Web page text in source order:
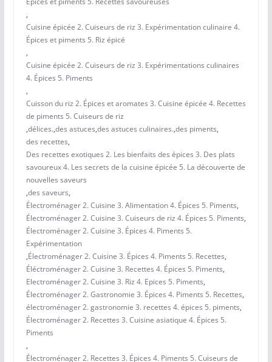
,
Cuisine épicée 2. Cuiseurs de riz 3. Expérimentation culinaire 4.
Épices et piments 5. Riz épicé
,
Cuisine épicée 2. Cuiseurs de riz 3. Expérimentations culinaires
4. Épices 5. Piments
,
Cuisson du riz 2. Épices et aromates 3. Cuisine épicée 4. Recettes
de piments 5. Cuiseurs de riz
,délices.,des astuces,des astuces culinaires.,des piments,
des recettes,
Des recettes exotiques 2. Les bienfaits des épices 3. Des plats
savoureux 4. Les secrets de la cuisine épicée 5. La découverte de
nouvelles saveurs
,des saveurs,
Électroménager 2. Cuisine 3. Alimentation 4. Épices 5. Piments,
Électroménager 2. Cuisine 3. Cuiseurs de riz 4. Épices 5. Piments,
Électroménager 2. Cuisine 3. Épices 4. Piments 5.
Expérimentation
,Électroménager 2. Cuisine 3. Épices 4. Piments 5. Recettes,
Éléctroménager 2. Cuisine 3. Recettes 4. Épices 5. Piments,
Electroménager 2. Cuisine 3. Riz 4. Epices 5. Piments,
Électroménager 2. Gastronomie 3. Épices 4. Piments 5. Recettes,
électroménager 2. gastronomie 3. recettes 4. épices 5. piments,
Électroménager 2. Recettes 3. Cuisine asiatique 4. Épices 5.
Piments
,
Électroménager 2. Recettes 3. Épices 4. Piments 5. Cuiseurs de